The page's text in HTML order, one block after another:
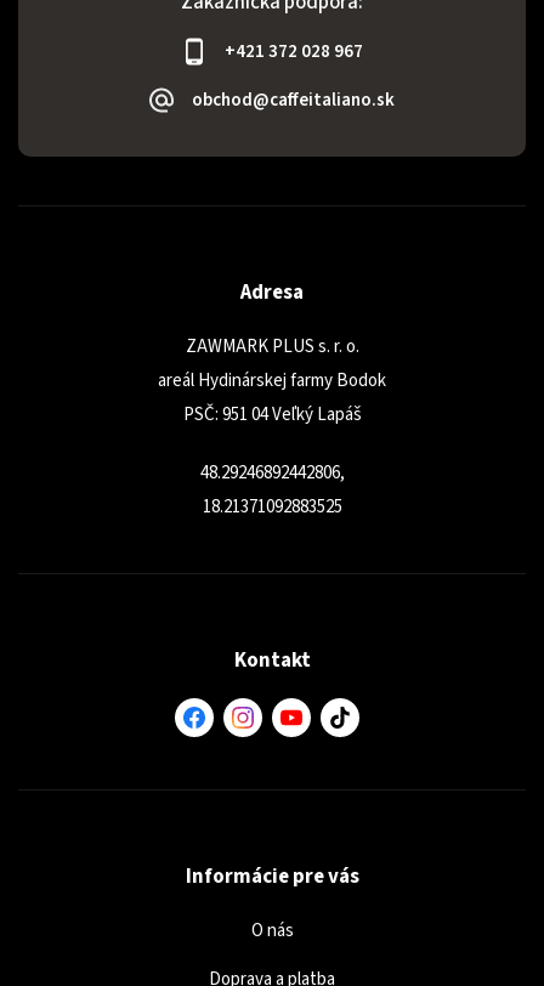
+421 372 028 967
obchod@caffeitaliano.sk
Adresa
ZAWMARK PLUS s. r. o.
areál Hydinárskej farmy Bodok
PSČ: 951 04 Veľký Lapáš
48.29246892442806,
18.21371092883525
Kontakt
Informácie pre vás
O nás
Doprava a platba